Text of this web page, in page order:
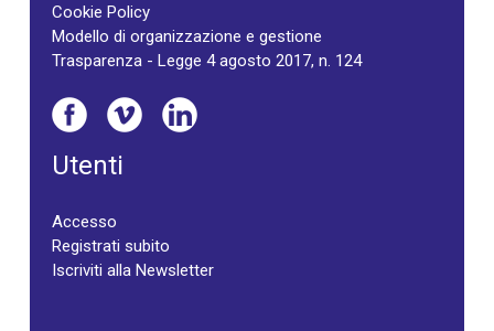
Cookie Policy
Modello di organizzazione e gestione
Trasparenza - Legge 4 agosto 2017, n. 124
Utenti
Accesso
Registrati subito
Iscriviti alla Newsletter